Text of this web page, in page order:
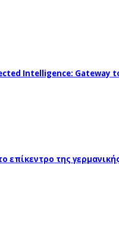
Intelligence: Gateway
επίκεντρο της